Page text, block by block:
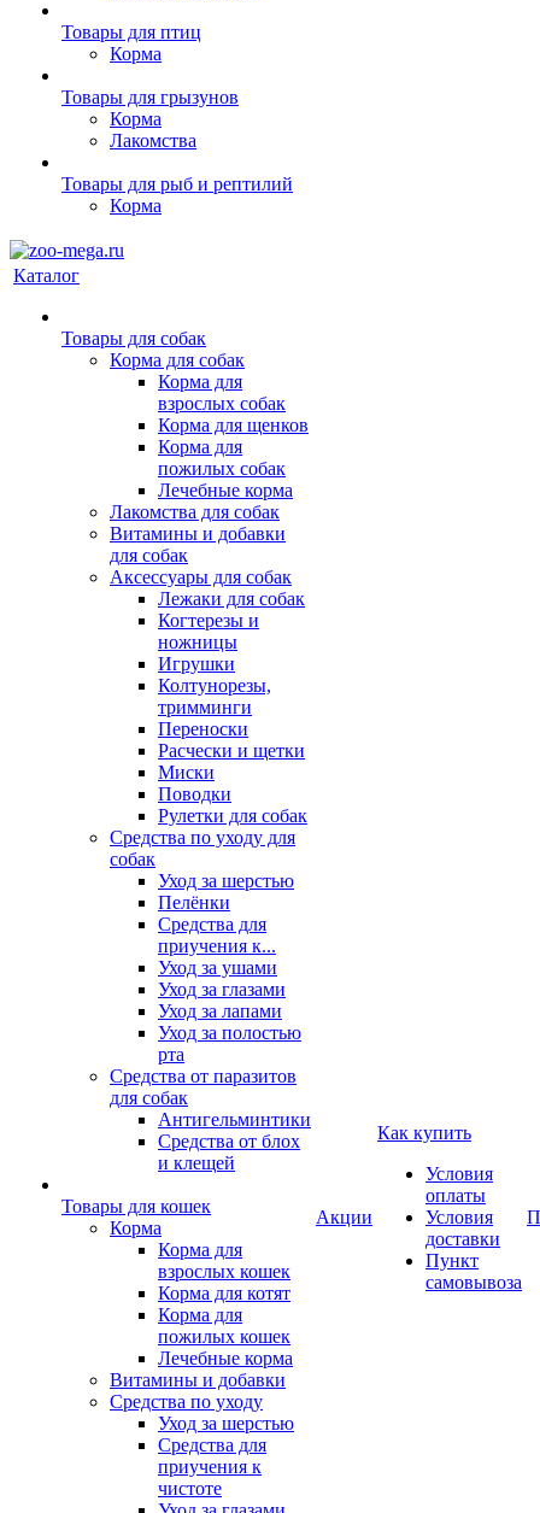
Товары для птиц
Корма
Товары для грызунов
Корма
Лакомства
Товары для рыб и рептилий
Корма
Каталог
Товары для собак
Корма для собак
Корма для
взрослых собак
Корма для щенков
Корма для
пожилых собак
Лечебные корма
Лакомства для собак
Витамины и добавки
для собак
Аксессуары для собак
Лежаки для собак
Когтерезы и
ножницы
Игрушки
Колтунорезы,
тримминги
Переноски
Расчески и щетки
Миски
Поводки
Рулетки для собак
Средства по уходу для
собак
Уход за шерстью
Пелёнки
Средства для
приучения к...
Уход за ушами
Уход за глазами
Уход за лапами
Уход за полостью
рта
Средства от паразитов
для собак
Антигельминтики
Средства от блох
и клещей
Товары для кошек
Корма
Корма для
взрослых кошек
Корма для котят
Корма для
пожилых кошек
Лечебные корма
Витамины и добавки
Средства по уходу
Уход за шерстью
Средства для
приучения к
чистоте
Акции
Как купить
Условия
оплаты
Условия
доставки
Пункт
самовывоза